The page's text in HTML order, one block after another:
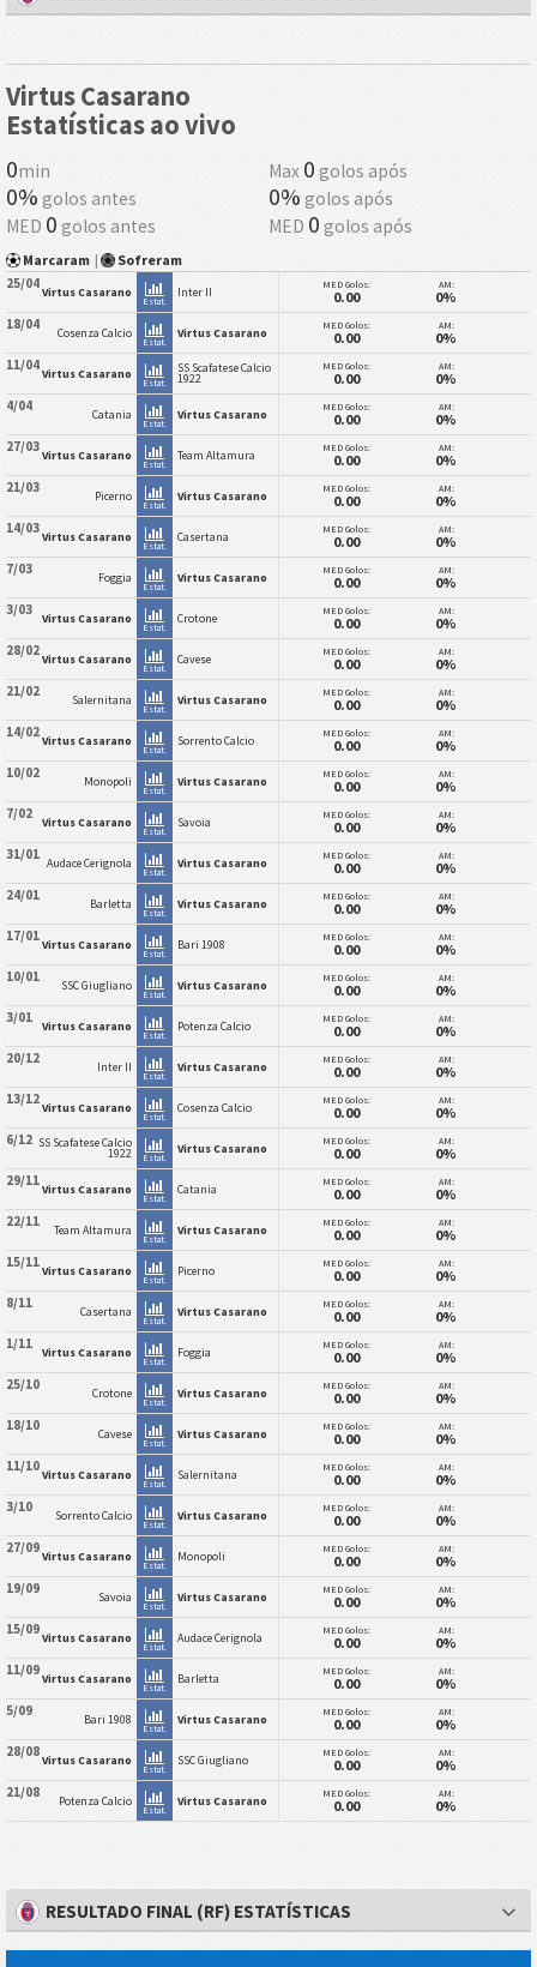
Virtus Casarano
Estatísticas ao vivo
0min Max 0 golos após
0% golos antes 0% golos após
MED 0 golos antes MED 0 golos após
Marcaram | Sofreram
25/04Virtus Casarano
Estat.
Inter II MED Golos:
0.00
AM:
0%
18/04 Cosenza Calcio
Estat.
Virtus Casarano MED Golos:
0.00
AM:
0%
11/04Virtus Casarano
Estat.
SS Scafatese Calcio
1922
MED Golos:
0.00
AM:
0%
4/04 Catania
Estat.
Virtus Casarano MED Golos:
0.00
AM:
0%
27/03Virtus Casarano
Estat.
Team Altamura MED Golos:
0.00
AM:
0%
21/03 Picerno
Estat.
Virtus Casarano MED Golos:
0.00
AM:
0%
14/03Virtus Casarano
Estat.
Casertana MED Golos:
0.00
AM:
0%
7/03 Foggia
Estat.
Virtus Casarano MED Golos:
0.00
AM:
0%
3/03 Virtus Casarano
Estat.
Crotone MED Golos:
0.00
AM:
0%
28/02Virtus Casarano
Estat.
Cavese MED Golos:
0.00
AM:
0%
21/02 Salernitana
Estat.
Virtus Casarano MED Golos:
0.00
AM:
0%
14/02Virtus Casarano
Estat.
Sorrento Calcio MED Golos:
0.00
AM:
0%
10/02 Monopoli
Estat.
Virtus Casarano MED Golos:
0.00
AM:
0%
7/02 Virtus Casarano
Estat.
Savoia MED Golos:
0.00
AM:
0%
31/01 Audace Cerignola
Estat.
Virtus Casarano MED Golos:
0.00
AM:
0%
24/01 Barletta
Estat.
Virtus Casarano MED Golos:
0.00
AM:
0%
17/01Virtus Casarano
Estat.
Bari 1908 MED Golos:
0.00
AM:
0%
10/01 SSC Giugliano
Estat.
Virtus Casarano MED Golos:
0.00
AM:
0%
3/01 Virtus Casarano
Estat.
Potenza Calcio MED Golos:
0.00
AM:
0%
20/12 Inter II
Estat.
Virtus Casarano MED Golos:
0.00
AM:
0%
13/12Virtus Casarano
Estat.
Cosenza Calcio MED Golos:
0.00
AM:
0%
6/12 SS Scafatese Calcio
1922 Estat.
Virtus Casarano MED Golos:
0.00
AM:
0%
29/11Virtus Casarano
Estat.
Catania MED Golos:
0.00
AM:
0%
22/11 Team Altamura
Estat.
Virtus Casarano MED Golos:
0.00
AM:
0%
15/11Virtus Casarano
Estat.
Picerno MED Golos:
0.00
AM:
0%
8/11 Casertana
Estat.
Virtus Casarano MED Golos:
0.00
AM:
0%
1/11 Virtus Casarano
Estat.
Foggia MED Golos:
0.00
AM:
0%
25/10 Crotone
Estat.
Virtus Casarano MED Golos:
0.00
AM:
0%
18/10 Cavese
Estat.
Virtus Casarano MED Golos:
0.00
AM:
0%
11/10Virtus Casarano
Estat.
Salernitana MED Golos:
0.00
AM:
0%
3/10 Sorrento Calcio
Estat.
Virtus Casarano MED Golos:
0.00
AM:
0%
27/09Virtus Casarano
Estat.
Monopoli MED Golos:
0.00
AM:
0%
19/09 Savoia
Estat.
Virtus Casarano MED Golos:
0.00
AM:
0%
15/09Virtus Casarano
Estat.
Audace Cerignola MED Golos:
0.00
AM:
0%
11/09Virtus Casarano
Estat.
Barletta MED Golos:
0.00
AM:
0%
5/09 Bari 1908
Estat.
Virtus Casarano MED Golos:
0.00
AM:
0%
28/08Virtus Casarano
Estat.
SSC Giugliano MED Golos:
0.00
AM:
0%
21/08 Potenza Calcio
Estat.
Virtus Casarano MED Golos:
0.00
AM:
0%
RESULTADO FINAL (RF) ESTATÍSTICAS